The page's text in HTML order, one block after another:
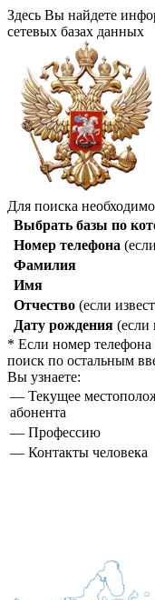
Здесь Вы найдете
сетевых базах данных
Для поиска
Выбрать базы по
Номер телефона
Фамилия
Имя
Отчество (если
Дату рождения (если
* Если номер телефона
поиск по остальным
Вы узнаете:
— Текущее
абонента
— Профессию
— Контакты человека